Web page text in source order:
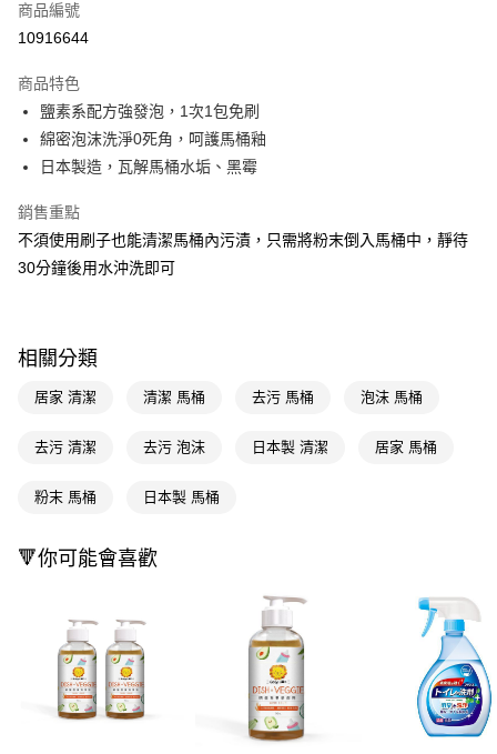
信用卡一次付款
LINE Pay
Apple Pay
悠遊付
Google Pay
【關於「AFTEE先享後付」】
便利好安心！
２．便利：只要手機號碼，簡訊認證，即可結帳。
【「AFTEE先享後付」結帳流程】
２．訂單成立數日內，您將收到繳費通知簡訊。
ATM／網路銀行／等多元方式進行付款，方視為交易完成。
※ 請注意：結帳手續完成當下不需立刻繳費，但若您需要取消訂單，請聯絡
購買商品的店家。未經商家同意取消之訂單仍視為有效，需透過AFTEE先享
後付繳納相關費用。
※ 交易是否成功請以「AFTEE先享後付 」之結帳頁面顯示為準，若有關於
是否繳費成功／繳費後需取消欲退款等相關疑問，請聯繫「AFTEE先享後付
客戶支援中心」https://netprotections.freshdesk.com/support/home
每筆NT$65，滿NT$390(含以上)免運費
每筆NT$65，滿NT$390(含以上)免運費
每筆NT$65，滿NT$490(含以上)免運費
付款後萊爾富取貨
每筆NT$65，滿NT$490(含以上)免運費
商品編號
10916644
商品特色
鹽素系配方強發泡，1次1包免刷
綿密泡沫洗淨0死角，呵護馬桶釉
日本製造，瓦解馬桶水垢、黑霉
銷售重點
不須使用刷子也能清潔馬桶內污漬，只需將粉末倒入馬桶中，靜待
30分鐘後用水沖洗即可
相關分類
居家 清潔 清潔 馬桶 去污 馬桶 泡沫 馬桶
去污 清潔 去污 泡沫 日本製 清潔 居家 馬桶
粉末 馬桶 日本製 馬桶
🔻你可能會喜歡